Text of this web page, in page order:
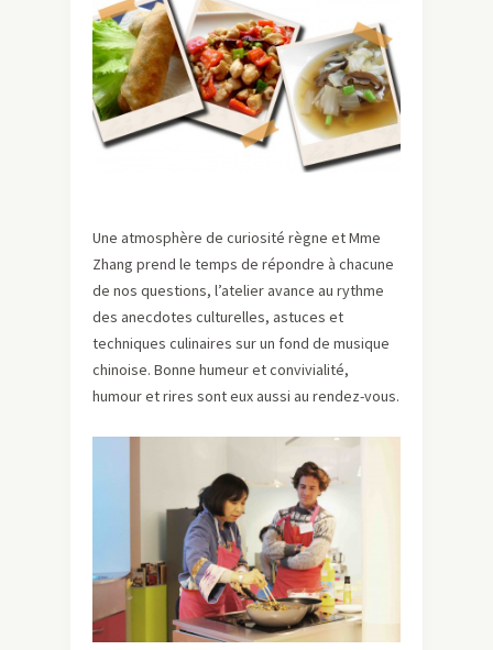
Une atmosphère de curiosité règne et Mme
Zhang prend le temps de répondre à chacune
de nos questions, l’atelier avance au rythme
des anecdotes culturelles, astuces et
techniques culinaires sur un fond de musique
chinoise. Bonne humeur et convivialité,
humour et rires sont eux aussi au rendez-vous.